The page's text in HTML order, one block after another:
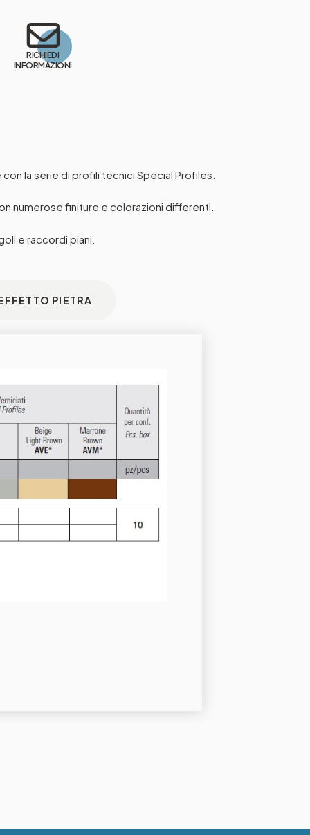
RICHIEDI
INFORMAZIONI
la serie di profili tecnici Special Profiles.
numerose finiture e colorazioni differenti.
e raccordi piani.
PIETRA